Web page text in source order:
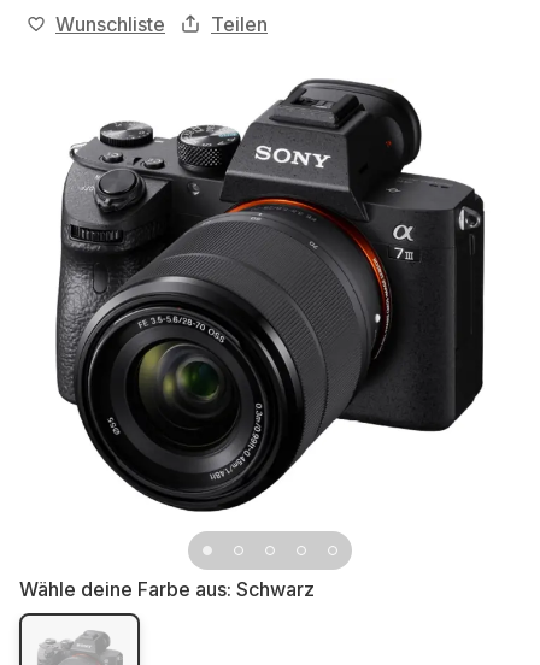
Wunschliste Teilen
Wähle deine Farbe aus: Schwarz